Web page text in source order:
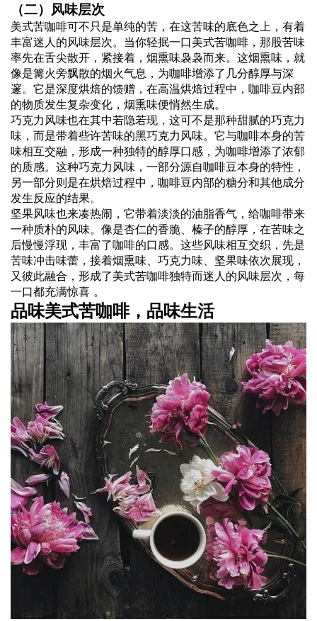
（二）风味层次
美式苦咖啡可不只是单纯的苦，在这苦味的底色之上，有着
丰富迷人的风味层次。当你轻抿一口美式苦咖啡，那股苦味
率先在舌尖散开，紧接着，烟熏味袅袅而来。这烟熏味，就
像是篝火旁飘散的烟火气息，为咖啡增添了几分醇厚与深
邃。它是深度烘焙的馈赠，在高温烘焙过程中，咖啡豆内部
的物质发生复杂变化，烟熏味便悄然生成。
巧克力风味也在其中若隐若现，这可不是那种甜腻的巧克力
味，而是带着些许苦味的黑巧克力风味。它与咖啡本身的苦
味相互交融，形成一种独特的醇厚口感，为咖啡增添了浓郁
的质感。这种巧克力风味，一部分源自咖啡豆本身的特性，
另一部分则是在烘焙过程中，咖啡豆内部的糖分和其他成分
发生反应的结果。
坚果风味也来凑热闹，它带着淡淡的油脂香气，给咖啡带来
一种质朴的风味。像是杏仁的香脆、榛子的醇厚，在苦味之
后慢慢浮现，丰富了咖啡的口感。这些风味相互交织，先是
苦味冲击味蕾，接着烟熏味、巧克力味、坚果味依次展现，
又彼此融合，形成了美式苦咖啡独特而迷人的风味层次，每
一口都充满惊喜 。
品味美式苦咖啡，品味生活